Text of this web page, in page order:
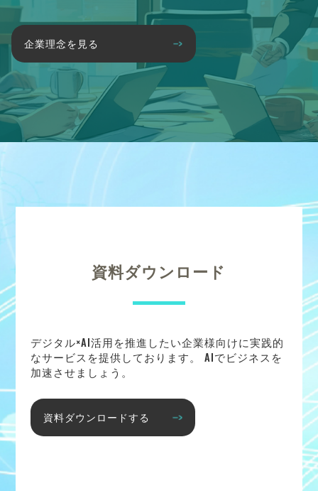
企業理念を見る
資料ダウンロード
デジタル×AI活用を推進したい企業様向けに実践的
なサービスを提供しております。 AIでビジネスを
加速させましょう。
資料ダウンロードする